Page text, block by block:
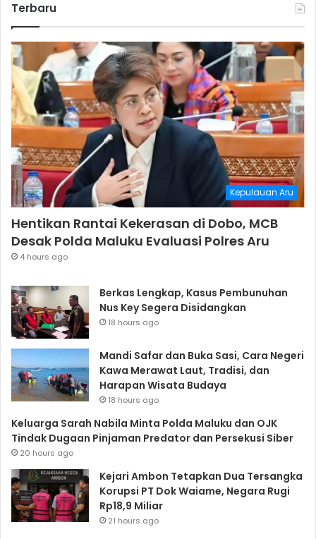
Terbaru
Kepulauan Aru
Hentikan Rantai Kekerasan di Dobo, MCB
Desak Polda Maluku Evaluasi Polres Aru
4 hours ago
Berkas Lengkap, Kasus Pembunuhan
Nus Key Segera Disidangkan
18 hours ago
Mandi Safar dan Buka Sasi, Cara Negeri
Kawa Merawat Laut, Tradisi, dan
Harapan Wisata Budaya
18 hours ago
Keluarga Sarah Nabila Minta Polda Maluku dan OJK
Tindak Dugaan Pinjaman Predator dan Persekusi Siber
20 hours ago
Kejari Ambon Tetapkan Dua Tersangka
Korupsi PT Dok Waiame, Negara Rugi
Rp18,9 Miliar
21 hours ago